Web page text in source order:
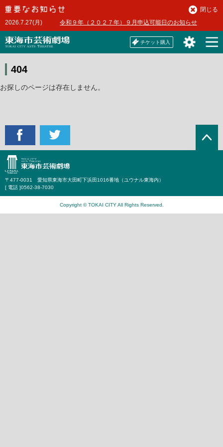
本
文
へ2026.7.27(月) 令和９年（２０２７年）９月申込可能日のお知らせ
閉じる
チケット購入
404
お探しのページは存在しません。
〒477-0031 愛知県東海市大田町下浜田1016番地（ユウナル東海内）
[ 電話 ]0562-38-7030
Copyright © TOKAI CITY All Rights Reserved.